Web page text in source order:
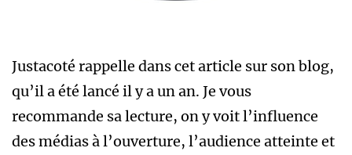
Justacoté rappelle dans cet article sur son blog,
qu’il a été lancé il y a un an. Je vous
recommande sa lecture, on y voit l’influence
des médias à l’ouverture, l’audience atteinte et